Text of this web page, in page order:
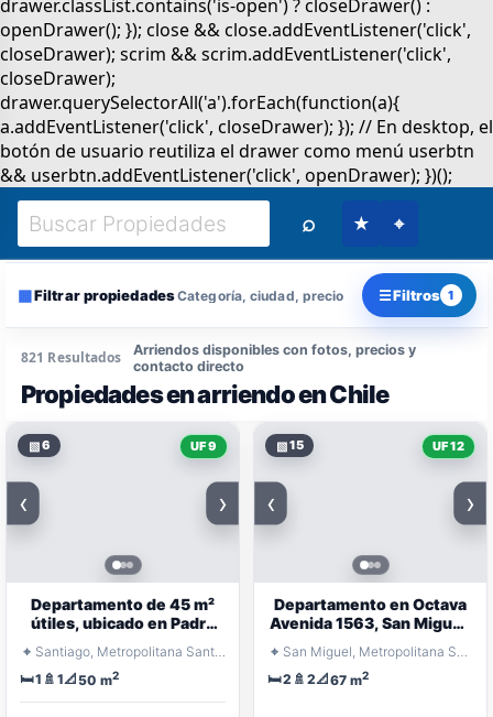
⌕ ★ ⌖
▦Filtrar propiedadesCategoría, ciudad, precio ☰Filtros 1
821 Resultados
Propiedades en arriendo en Chile
Arriendos disponibles con fotos, precios y
contacto directo
▧6 UF 9
‹ ›
Departamento de 45 m²
útiles, ubicado en Padre
⌖ Santiago, Metropolitana Santiago
🛏️1 🚿 1📐50 m2
▧15 UF 12
‹ ›
Departamento en Octava
Avenida 1563, San Miguel,
bodega.
⌖ San Miguel, Metropolitana Santiago
🛏️2 🚿 2📐67 m2